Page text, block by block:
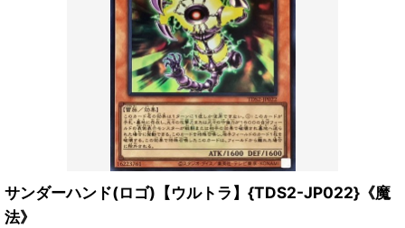
サンダーハンド(ロゴ)【ウルトラ】{TDS2-JP022}《魔
法》